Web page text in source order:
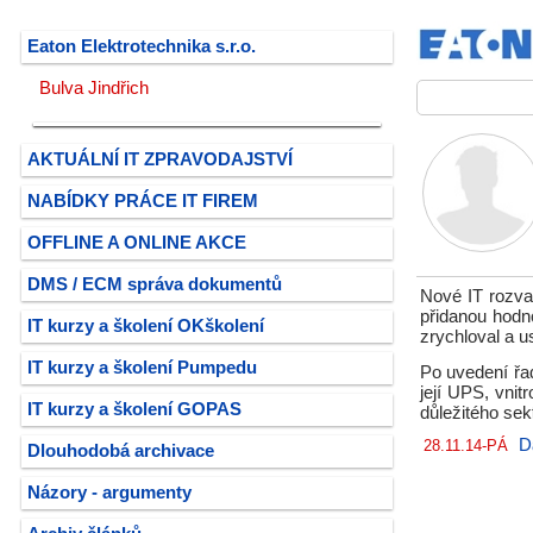
Eaton Elektrotechnika s.r.o.
Bulva Jindřich
AKTUÁLNÍ IT ZPRAVODAJSTVÍ
NABÍDKY PRÁCE IT FIREM
OFFLINE A ONLINE AKCE
DMS / ECM správa dokumentů
IT kurzy a školení OKškolení
IT kurzy a školení Pumpedu
IT kurzy a školení GOPAS
Dlouhodobá archivace
Názory - argumenty
Nové IT
přidanou
zrychloval a
Po uvedení
její UPS,
důležitého
28.11.14-PÁ